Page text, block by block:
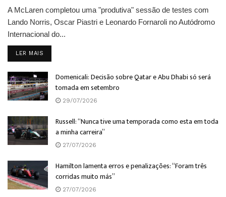
A McLaren completou uma "produtiva" sessão de testes com
Lando Norris, Oscar Piastri e Leonardo Fornaroli no Autódromo
Internacional do...
LER MAIS
Domenicali: Decisão sobre Qatar e Abu Dhabi só será
tomada em setembro
29/07/2026
Russell: “Nunca tive uma temporada como esta em toda
a minha carreira”
27/07/2026
Hamilton lamenta erros e penalizações: “Foram três
corridas muito más”
27/07/2026